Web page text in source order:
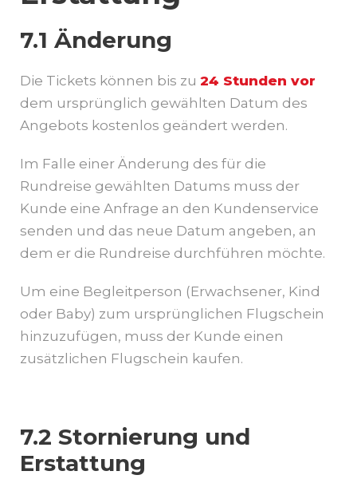
7.1 Änderung
Die Tickets können bis zu 24 Stunden vor
dem ursprünglich gewählten Datum des
Angebots kostenlos geändert werden.
Im Falle einer Änderung des für die
Rundreise gewählten Datums muss der
Kunde eine Anfrage an den Kundenservice
senden und das neue Datum angeben, an
dem er die Rundreise durchführen möchte.
Um eine Begleitperson (Erwachsener, Kind
oder Baby) zum ursprünglichen Flugschein
hinzuzufügen, muss der Kunde einen
zusätzlichen Flugschein kaufen.
7.2 Stornierung und
Erstattung